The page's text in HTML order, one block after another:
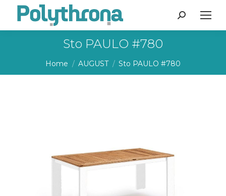
Search:
Sto PAULO #780
You are here:
Home AUGUST Sto PAULO #780